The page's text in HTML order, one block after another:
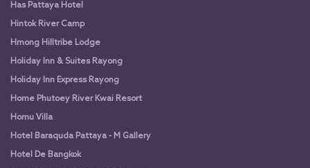
Has Pattaya Hotel
Hintok River Camp
Hmong Hilltribe Lodge
Holiday Inn & Suites Rayong
Holiday Inn Express Rayong
Home Phutoey River Kwai Resort
Homu Villa
Hotel Baraquda Pattaya - M Gallery
Hotel De Bangkok